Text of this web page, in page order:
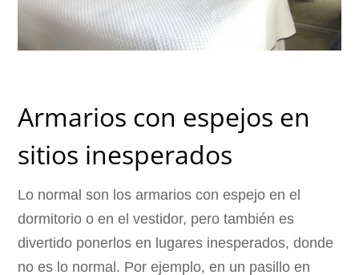
Armarios con espejos en
sitios inesperados
Lo normal son los armarios con espejo en el
dormitorio o en el vestidor, pero también es
divertido ponerlos en lugares inesperados, donde
no es lo normal. Por ejemplo, en un pasillo en